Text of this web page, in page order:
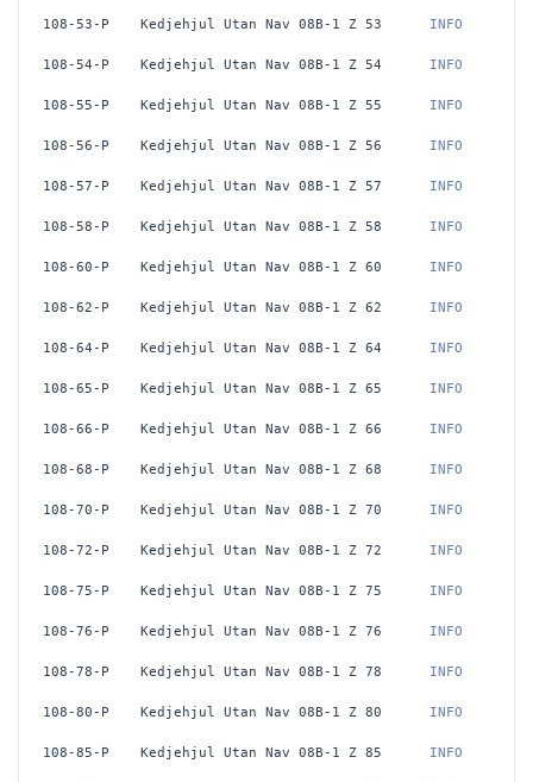
108-53-P Kedjehjul Utan Nav 08B-1 Z 53 INFO
108-54-P Kedjehjul Utan Nav 08B-1 Z 54 INFO
108-55-P Kedjehjul Utan Nav 08B-1 Z 55 INFO
108-56-P Kedjehjul Utan Nav 08B-1 Z 56 INFO
108-57-P Kedjehjul Utan Nav 08B-1 Z 57 INFO
108-58-P Kedjehjul Utan Nav 08B-1 Z 58 INFO
108-60-P Kedjehjul Utan Nav 08B-1 Z 60 INFO
108-62-P Kedjehjul Utan Nav 08B-1 Z 62 INFO
108-64-P Kedjehjul Utan Nav 08B-1 Z 64 INFO
108-65-P Kedjehjul Utan Nav 08B-1 Z 65 INFO
108-66-P Kedjehjul Utan Nav 08B-1 Z 66 INFO
108-68-P Kedjehjul Utan Nav 08B-1 Z 68 INFO
108-70-P Kedjehjul Utan Nav 08B-1 Z 70 INFO
108-72-P Kedjehjul Utan Nav 08B-1 Z 72 INFO
108-75-P Kedjehjul Utan Nav 08B-1 Z 75 INFO
108-76-P Kedjehjul Utan Nav 08B-1 Z 76 INFO
108-78-P Kedjehjul Utan Nav 08B-1 Z 78 INFO
108-80-P Kedjehjul Utan Nav 08B-1 Z 80 INFO
108-85-P Kedjehjul Utan Nav 08B-1 Z 85 INFO